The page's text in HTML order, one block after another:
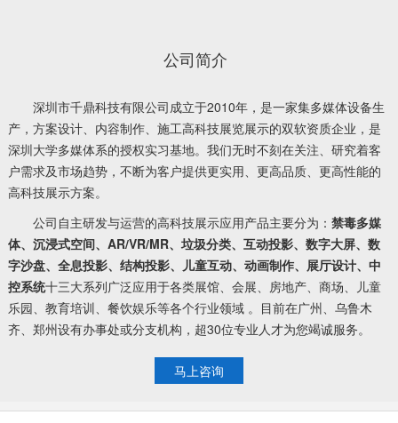
公司简介
深圳市千鼎科技有限公司成立于2010年，是一家集多媒体设备生
产，方案设计、内容制作、施工高科技展览展示的双软资质企业，是
深圳大学多媒体系的授权实习基地。我们无时不刻在关注、研究着客
户需求及市场趋势，不断为客户提供更实用、更高品质、更高性能的
高科技展示方案。
公司自主研发与运营的高科技展示应用产品主要分为： 禁毒多媒
体、沉浸式空间、AR/VR/MR、垃圾分类、互动投影、数字大屏、数
字沙盘、全息投影、结构投影、儿童互动、动画制作、展厅设计、中
控系统十三大系列广泛应用于各类展馆、会展、房地产、商场、儿童
乐园、教育培训、餐饮娱乐等各个行业领域 。目前在广州、乌鲁木
齐、郑州设有办事处或分支机构，超30位专业人才为您竭诚服务。
马上咨询